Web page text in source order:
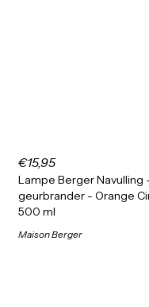
€15,95
Lampe Berger Navulling
geurbrander - Orange
500 ml
Maison Berger